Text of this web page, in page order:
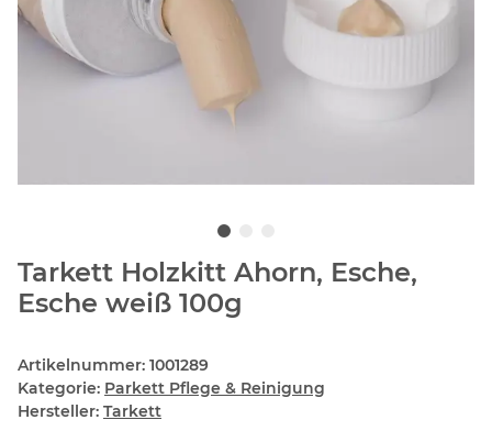
Tarkett Holzkitt Ahorn, Esche,
Esche weiß 100g
Artikelnummer: 1001289
Kategorie: Parkett Pflege & Reinigung
Hersteller: Tarkett